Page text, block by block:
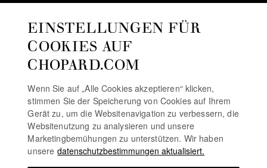
AUF DEM LAUFENDEN BLEIBEN
NEWSLETTER ABONNIEREN
EINSTELLUNGEN FÜR
COOKIES AUF
CHOPARD.COM
Wenn Sie auf „Alle Cookies akzeptieren“ klicken,
stimmen Sie der Speicherung von Cookies auf Ihrem
Gerät zu, um die Websitenavigation zu verbessern, die
Websitenutzung zu analysieren und unsere
Marketingbemühungen zu unterstützen. Wir haben
unsere datenschutzbestimmungen aktualisiert.